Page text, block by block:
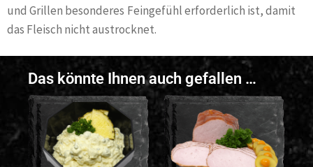
und Grillen besonderes Feingefühl erforderlich ist, damit
das Fleisch nicht austrocknet.
Das könnte Ihnen auch gefallen …